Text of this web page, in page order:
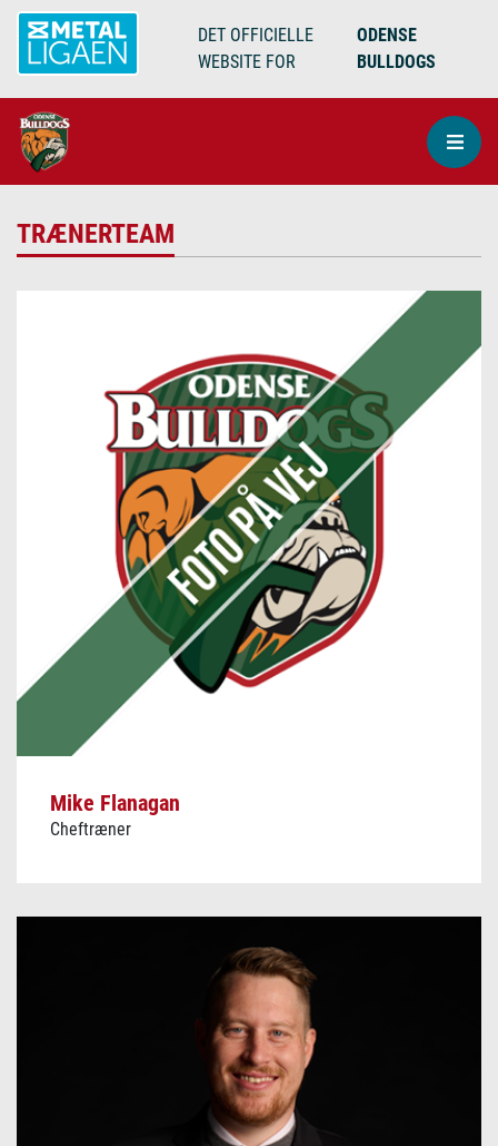
DET OFFICIELLE
WEBSITE FOR
ODENSE
BULLDOGS
TRÆNERTEAM
Mike Flanagan
Cheftræner